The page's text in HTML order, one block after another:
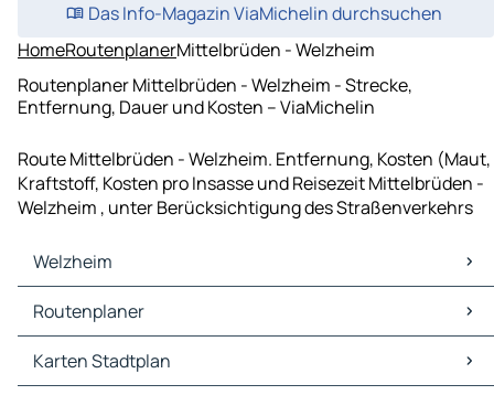
Das Info-Magazin ViaMichelin durchsuchen
HomeRoutenplanerMittelbrüden - Welzheim
Routenplaner Mittelbrüden - Welzheim - Strecke,
Entfernung, Dauer und Kosten – ViaMichelin
Route Mittelbrüden - Welzheim. Entfernung, Kosten (Maut,
Kraftstoff, Kosten pro Insasse und Reisezeit Mittelbrüden -
Welzheim , unter Berücksichtigung des Straßenverkehrs
Welzheim
Welzheim Karten Stadtplan
Welzheim Verkehr
Welzheim Hotels
Welzheim Restaurants
Routenplaner
Routenplaner Welzheim - Göppingen
Routenplaner Welzheim - Schwäbisch Gmünd
Karten Stadtplan